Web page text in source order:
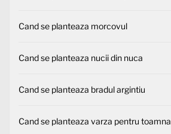
Cand se planteaza morcovul
Cand se planteaza nucii din nuca
Cand se planteaza bradul argintiu
Cand se planteaza varza pentru toamna